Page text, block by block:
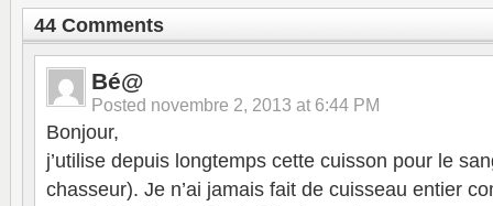
44 Comments
Bé@
Posted novembre 2, 2013 at 6:44 PM
Bonjour,
j’utilise depuis longtemps cette cuisson pour le
chasseur). Je n’ai jamais fait de cuisseau entier